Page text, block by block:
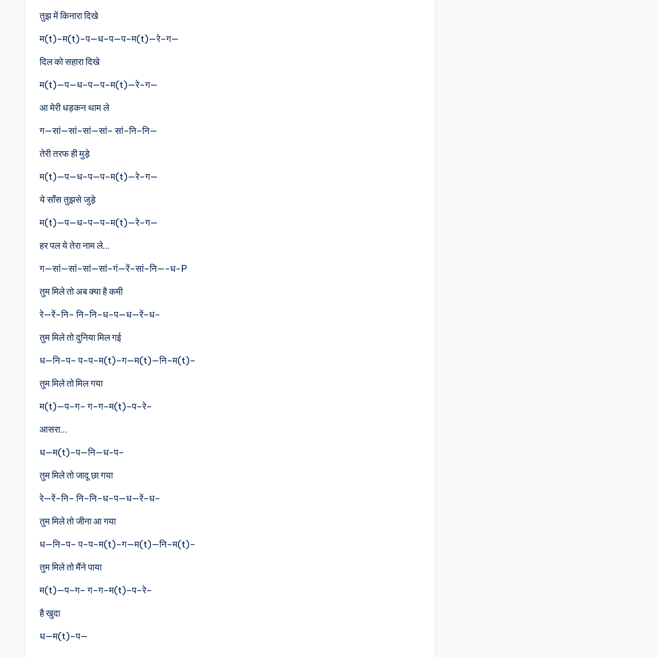
तुझ में किनारा दिखे
म(t)–म(t)–प—ध–प—प–म(t)—रे–ग—
दिल को सहारा दिखे
म(t)—प—ध–प—प–म(t)—रे–ग—
आ मेरी धड़कन थाम ले
ग—सां—सां–सां—सां– सां–नि–नि—
तेरी तरफ ही मुड़े
म(t)—प—ध–प—प–म(t)—रे–ग—
ये साँस तुझसे जुड़े
म(t)—प—ध–प—प–म(t)—रे–ग—
हर पल ये तेरा नाम ले…
ग—सां—सां–सां—सां–गं—रें–सां–नि—-ध-P
तुम मिले तो अब क्या है कमी
रे—रें–नि– नि–नि–ध–प—ध—रें–ध–
तुम मिले तो दुनिया मिल गई
ध—नि–प– प–प–म(t)–ग—म(t)—नि–म(t)–
तुम मिले तो मिल गया
म(t)—प–ग– ग–ग–म(t)–प–रे–
आसरा…
ध—म(t)–प—नि—ध-प–
तुम मिले तो जादू छा गया
रे—रें–नि– नि–नि–ध–प—ध—रें–ध–
तुम मिले तो जीना आ गया
ध—नि–प– प–प–म(t)–ग—म(t)—नि–म(t)–
तुम मिले तो मैंने पाया
म(t)—प–ग– ग–ग–म(t)–प–रे–
है खुदा
ध—म(t)–प—